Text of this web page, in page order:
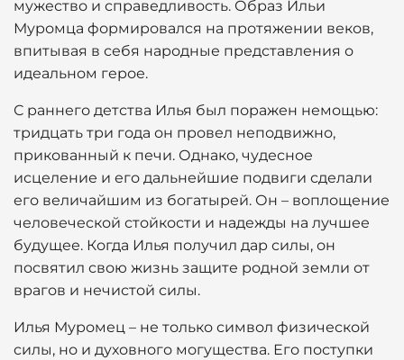
мужество и справедливость. Образ Ильи
Муромца формировался на протяжении веков,
впитывая в себя народные представления о
идеальном герое.
С раннего детства Илья был поражен немощью:
тридцать три года он провел неподвижно,
прикованный к печи. Однако, чудесное
исцеление и его дальнейшие подвиги сделали
его величайшим из богатырей. Он – воплощение
человеческой стойкости и надежды на лучшее
будущее. Когда Илья получил дар силы, он
посвятил свою жизнь защите родной земли от
врагов и нечистой силы.
Илья Муромец – не только символ физической
силы, но и духовного могущества. Его поступки